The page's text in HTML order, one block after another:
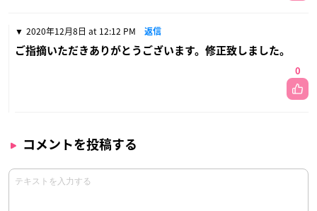
2020年12月8日 at 12:12 PM 返信
ご指摘いただきありがとうございます。修正致しました。
0
コメントを投稿する